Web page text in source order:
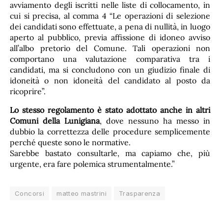
avviamento degli iscritti nelle liste di collocamento, in
cui si precisa, al comma 4 “Le operazioni di selezione
dei candidati sono effettuate, a pena di nullità, in luogo
aperto al pubblico, previa affissione di idoneo avviso
all’albo pretorio del Comune. Tali operazioni non
comportano una valutazione comparativa tra i
candidati, ma si concludono con un giudizio finale di
idoneità o non idoneità del candidato al posto da
ricoprire”.
Lo stesso regolamento è stato adottato anche in altri
Comuni della Lunigiana, dove nessuno ha messo in
dubbio la correttezza delle procedure semplicemente
perché queste sono le normative.
Sarebbe bastato consultarle, ma capiamo che, più
urgente, era fare polemica strumentalmente.”
Concorsi matteo mastrini Trasparenza